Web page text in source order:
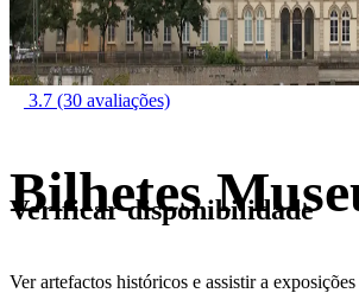
3.7 (30 avaliações)
Bilhetes
Ver artefactos históricos e assistir a exposições
Verificar disponibilidade